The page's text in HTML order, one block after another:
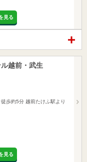
見る
越前・武生
歩約5分 越前たけふ駅より
見る